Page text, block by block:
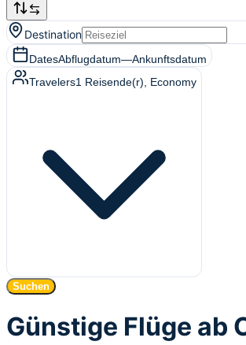
Destination
DatesAbflugdatum—Ankunftsdatum
Travelers1 Reisende(r) , Economy
Suchen
Günstige Flüge ab